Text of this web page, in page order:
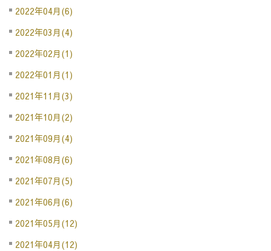
2022年04月(6)
2022年03月(4)
2022年02月(1)
2022年01月(1)
2021年11月(3)
2021年10月(2)
2021年09月(4)
2021年08月(6)
2021年07月(5)
2021年06月(6)
2021年05月(12)
2021年04月(12)